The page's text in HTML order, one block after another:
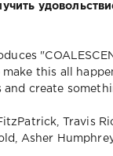
this all
and create
Travis
Asher